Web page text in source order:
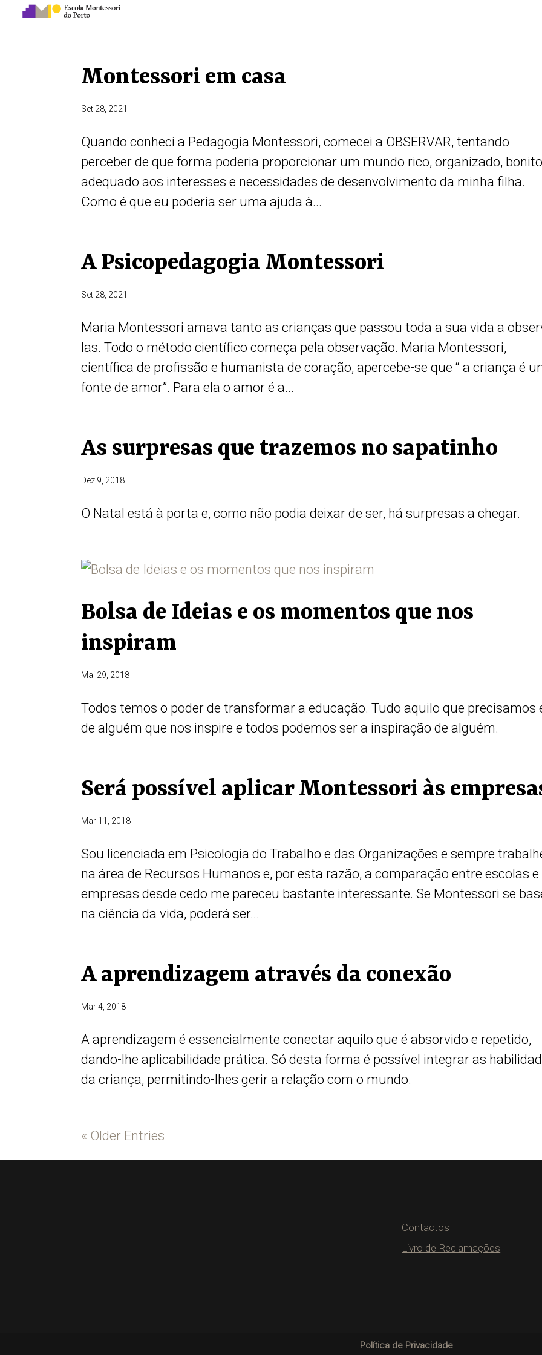
Montessori em casa
Set 28, 2021
Quando conheci a Pedagogia Montessori, comecei a OBSERVAR, tentando
perceber de que forma poderia proporcionar um mundo rico, organizado,
adequado aos interesses e necessidades de desenvolvimento da minha filha.
Como é que eu poderia ser uma ajuda à...
A Psicopedagogia Montessori
Set 28, 2021
Maria Montessori amava tanto as crianças que passou toda a sua vida a
las. Todo o método científico começa pela observação. Maria Montessori,
científica de profissão e humanista de coração, apercebe-se que “ a criança é
fonte de amor”. Para ela o amor é a...
As surpresas que trazemos no sapatinho
Dez 9, 2018
O Natal está à porta e, como não podia deixar de ser, há surpresas a chegar.
Bolsa de Ideias e os momentos que nos
inspiram
Mai 29, 2018
Todos temos o poder de transformar a educação. Tudo aquilo que precisamos
de alguém que nos inspire e todos podemos ser a inspiração de alguém.
Será possível aplicar Montessori às
Mar 11, 2018
Sou licenciada em Psicologia do Trabalho e das Organizações e sempre
na área de Recursos Humanos e, por esta razão, a comparação entre escolas e
empresas desde cedo me pareceu bastante interessante. Se Montessori se
na ciência da vida, poderá ser...
A aprendizagem através da conexão
Mar 4, 2018
A aprendizagem é essencialmente conectar aquilo que é absorvido e repetido,
dando-lhe aplicabilidade prática. Só desta forma é possível integrar as
da criança, permitindo-lhes gerir a relação com o mundo.
« Older Entries
Contactos
Livro de Reclamações
Política de Privacidade